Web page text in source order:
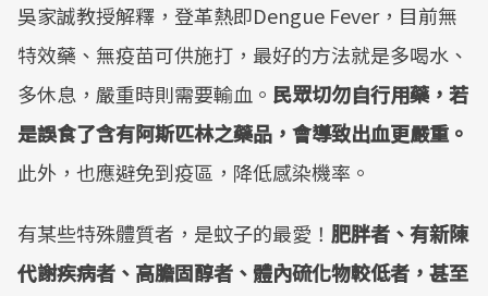
吳家誠教授解釋，登革熱即Dengue Fever，目前無
特效藥、無疫苗可供施打，最好的方法就是多喝水、
多休息，嚴重時則需要輸血。 民眾切勿自行用藥，若
是誤食了含有阿斯匹林之藥品，會導致出血更嚴重。
此外，也應避免到疫區，降低感染機率。
有某些特殊體質者，是蚊子的最愛！ 肥胖者、有新陳
代謝疾病者、高膽固醇者、體內硫化物較低者，甚至